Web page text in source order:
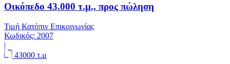
Οικόπεδο 43.000 τ.μ., προς πώληση
Τιμή Κατόπιν Επικοινωνίας
Κωδικός: 2007
|
43000 τ.μ